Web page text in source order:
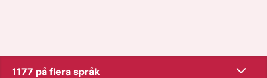
1177 på flera språk Visa